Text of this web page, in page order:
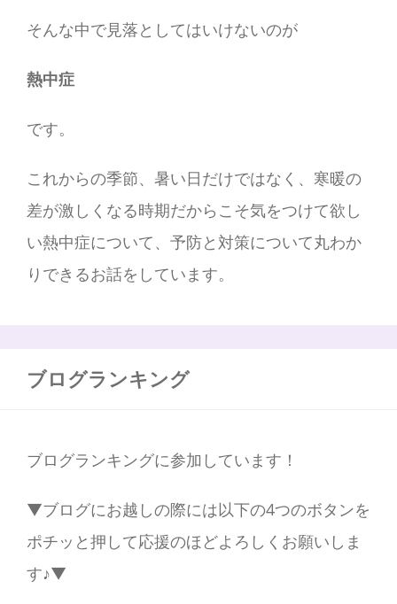
そんな中で見落としてはいけないのが
熱中症
です。
これからの季節、暑い日だけではなく、寒暖の
差が激しくなる時期だからこそ気をつけて欲し
い熱中症について、予防と対策について丸わか
りできるお話をしています。
ブログランキング
ブログランキングに参加しています！
▼ブログにお越しの際には以下の4つのボタンを
ポチッと押して応援のほどよろしくお願いしま
す♪▼